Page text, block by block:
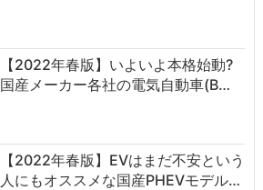
【2022年春版】いよいよ本格始動?
国産メーカー各社の電気自動車(B…
【2022年春版】EVはまだ不安という
人にもオススメな国産PHEVモデル…